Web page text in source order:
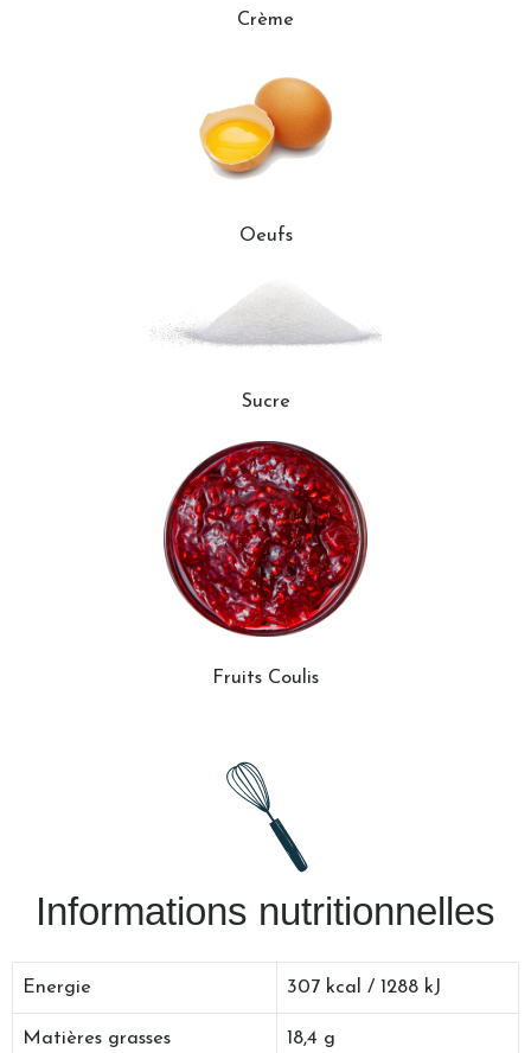
Crème
Oeufs
Sucre
Fruits Coulis
Informations nutritionnelles
Energie 307 kcal / 1288 kJ
Matières grasses 18,4 g